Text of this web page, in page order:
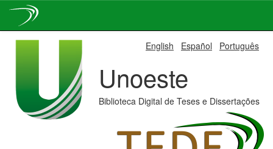
English Español Português
Unoeste
Biblioteca Digital de Teses e Dissertações